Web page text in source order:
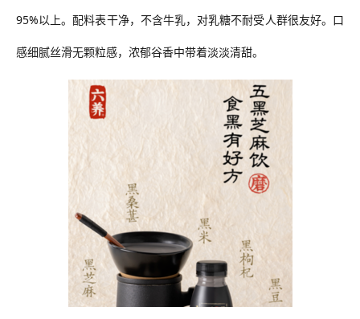
95%以上。配料表干净，不含牛乳，对乳糖不耐受人群很友好。口
感细腻丝滑无颗粒感，浓郁谷香中带着淡淡清甜。